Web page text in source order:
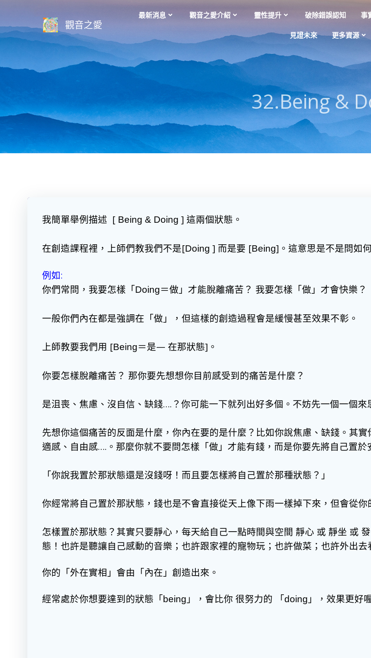
content
觀音之愛
最新消息 觀音之愛介紹 靈性提升 破除錯誤認知 事
見證未來 更多資源
32.Being &
我簡單舉例描述 [ Being & Doing ] 這兩個狀態。
在創造課程裡，上師們教我們不是[Doing ] 而是要 [Being]。這意思是不是問如
例如:
你們常問，我要怎樣「Doing＝做」才能脫離痛苦？ 我要怎樣「做」才會快樂？
一般你們內在都是強調在「做」，但這樣的創造過程會是緩慢甚至效果不彰。
上師教要我們用 [Being＝是— 在那狀態]。
你要怎樣脫離痛苦？ 那你要先想想你目前感受到的痛苦是什麼？
是沮喪、焦慮、沒自信、缺錢….？你可能一下就列出好多個。不妨先一個一個來
先想你這個痛苦的反面是什麼，你內在要的是什麼？比如你說焦慮、缺錢。其
適感、自由感….。那麼你就不要問怎樣「做」才能有錢，而是你要先將自己置於
「你說我置於那狀態還是沒錢呀！而且要怎樣將自己置於那種狀態？」
你經常將自己置於那狀態，錢也是不會直接從天上像下雨一樣掉下來，但會從你
怎樣置於那狀態？其實只要靜心，每天給自己一點時間與空間 靜心 或 靜坐 或
態！也許是聽讓自己感動的音樂；也許跟家裡的寵物玩；也許做菜；也許外出
你的「外在實相」會由「內在」創造出來。
經常處於你想要達到的狀態「being 」，會比你 很努力的 「doing 」，效果更好